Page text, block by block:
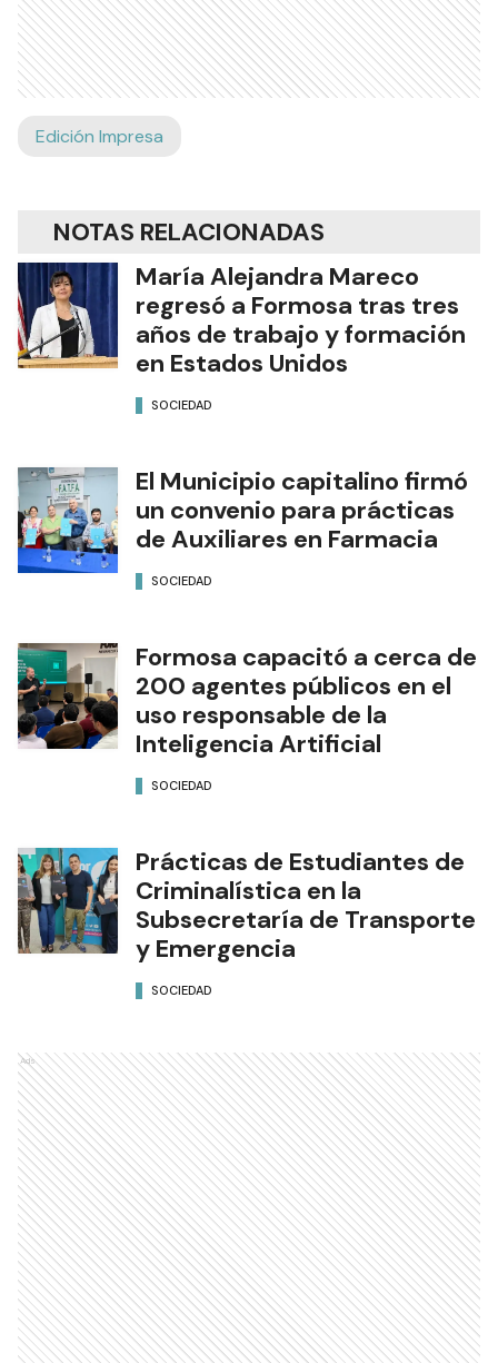
Edición Impresa
María Alejandra Mareco
regresó a Formosa tras tres
años de trabajo y formación
El Municipio capitalino firmó
un convenio para prácticas
de Auxiliares en Farmacia
SOCIEDAD
Formosa capacitó a cerca de
200 agentes públicos en el
uso responsable de la
Inteligencia Artificial
SOCIEDAD
Prácticas de Estudiantes de
Criminalística en la
Subsecretaría de Transporte
y Emergencia
SOCIEDAD
Ads